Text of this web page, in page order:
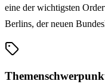
eine der wichtigsten
Berlins, der neuen